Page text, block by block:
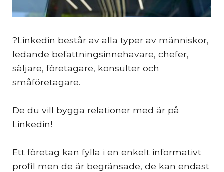
?Linkedin består av alla typer av människor,
ledande befattningsinnehavare, chefer,
säljare, företagare, konsulter och
småföretagare.
De du vill bygga relationer med är på
Linkedin!
Ett företag kan fylla i en enkelt informativt
profil men de är begränsade, de kan endast